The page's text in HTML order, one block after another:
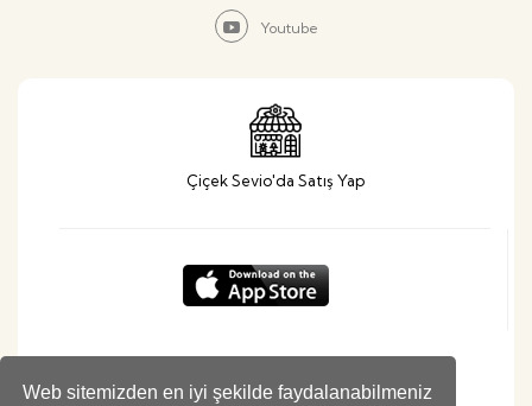
Web sitemizden en iyi şekilde faydalanabilmeniz
Youtube
Çiçek Sevio'da Satış Yap